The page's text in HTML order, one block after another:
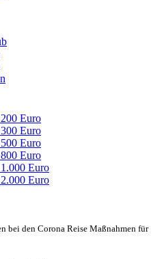
Euro
Euro
Euro
Euro
Euro
Euro
bei den Corona Reise Maßnahmen für